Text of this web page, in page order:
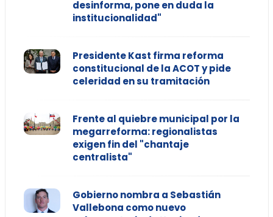
desinforma, pone en duda la
institucionalidad"
Presidente Kast firma reforma
constitucional de la ACOT y pide
celeridad en su tramitación
Frente al quiebre municipal por la
megarreforma: regionalistas
exigen fin del "chantaje
centralista"
Gobierno nombra a Sebastián
Vallebona como nuevo